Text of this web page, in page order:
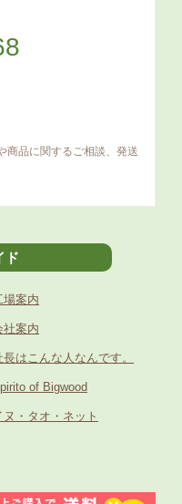
商品に関するご相談、発送
ド
場案内
社案内
長はこんな人なんです。
of Bigwood
ヌ・タオ・ネット